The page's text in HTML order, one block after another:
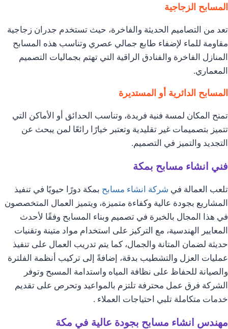
المسابح الزجاجية
تعد من التصاميم الحديثة والفاخرة، حيث تستخدم جدران زجاجية
مقاومة للماء لإضفاء طابع جمالي عصري وتناسب هذه المسابح
المنازل الفاخرة والفنادق الراقية التي تهتم بجماليات التصميم
المعماري.
المسابح الدائرية أو المستديرة
تمنح المكان لمسة فنية فريدة، وتناسب الحدائق أو الأماكن التي
تتميز بتصميمات غير تقليدية وتعتبر خيارًا رائعًا لمن يبحث عن
التجديد والتميز في التصميم.
فني انشاء مسابح بمكة
تلعب العمالة في شركة انشاء مسابح بمكة دورًا حيويًا في تنفيذ
المشاريع بجودة عالية وكفاءة متميزة، ويتميز العمال المتخصصون
في هذا المجال بالخبرة في تصميم وبناء المسابح وفقًا لأحدث
المعايير الهندسية، مع التركيز على استخدام مواد متينة وتقنيات
حديثة لضمان المتانة والجمال، كما يتم تدريب العمال على تنفيذ
عمليات العزل والتشطيب بدقة، إضافةً إلى تركيب أنظمة الفلترة
والصيانة للحفاظ على نظافة المياه واستدامة المسبح وتوفر
الشركة فرق عمل محترفة تلتزم بالمواعيد وتحرص على تقديم
خدمات متكاملة تلبي احتياجات العملاء .
مهندس انشاء مسابح بجودة عالية في مكة